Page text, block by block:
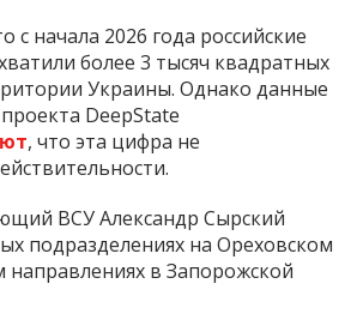
с начала 2026 года российские
более 3 тысяч квадратных
Украины. Однако данные
DeepState
, что эта цифра не
ВСУ Александр Сырский
подразделениях на Ореховском
направлениях в Запорожской